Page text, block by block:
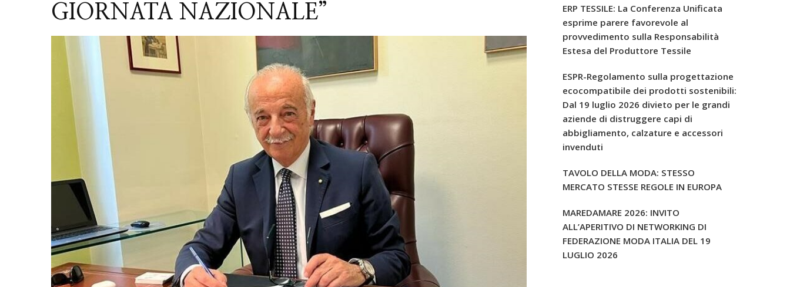
GIORNATA NAZIONALE”
ERP TESSILE: La Conferenza Unificata
esprime parere favorevole al
provvedimento sulla Responsabilità
Estesa del Produttore Tessile
ESPR-Regolamento sulla progettazione
ecocompatibile dei prodotti sostenibili:
Dal 19 luglio 2026 divieto per le grandi
aziende di distruggere capi di
abbigliamento, calzature e accessori
invenduti
TAVOLO DELLA MODA: STESSO
MERCATO STESSE REGOLE IN EUROPA
MAREDAMARE 2026: INVITO
ALL’APERITIVO DI NETWORKING DI
FEDERAZIONE MODA ITALIA DEL 19
LUGLIO 2026